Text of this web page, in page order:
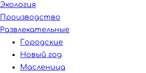
Экология
Производство
Развлекательные
Городские
Новый год
Масленица